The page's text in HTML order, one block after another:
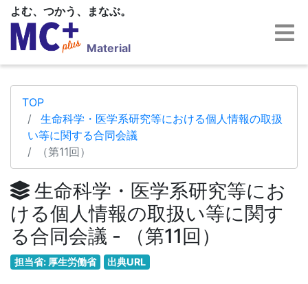
よむ、つかう、まなぶ。
Material
TOP
生命科学・医学系研究等における個人情報の取扱
い等に関する合同会議
（第11回）
生命科学・医学系研究等にお
ける個人情報の取扱い等に関す
る合同会議 - （第11回）
担当省: 厚生労働省 出典URL